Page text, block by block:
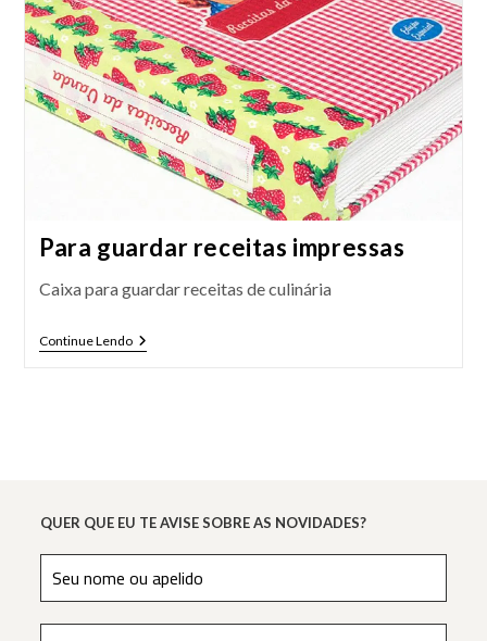
Para guardar receitas impressas
Caixa para guardar receitas de culinária
Continue LendoPara
Guardar
QUER QUE EU TE AVISE SOBRE AS NOVIDADES?